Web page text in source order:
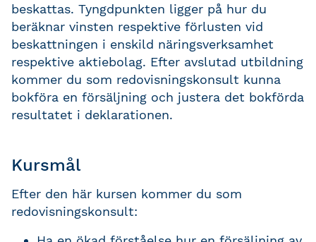
beskattas. Tyngdpunkten ligger på hur du
beräknar vinsten respektive förlusten vid
beskattningen i enskild näringsverksamhet
respektive aktiebolag. Efter avslutad utbildning
kommer du som redovisningskonsult kunna
bokföra en försäljning och justera det bokförda
resultatet i deklarationen.
Kursmål
Efter den här kursen kommer du som
redovisningskonsult: